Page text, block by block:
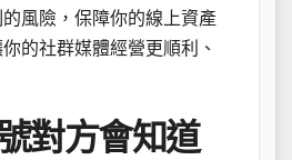
風險，保障你的線上資產
的社群媒體經營更順利、
對方會知道